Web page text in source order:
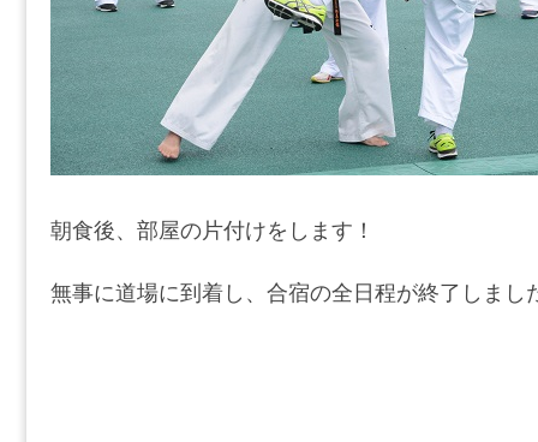
朝食後、部屋の片付けをします！
無事に道場に到着し、合宿の全日程が終了しまし